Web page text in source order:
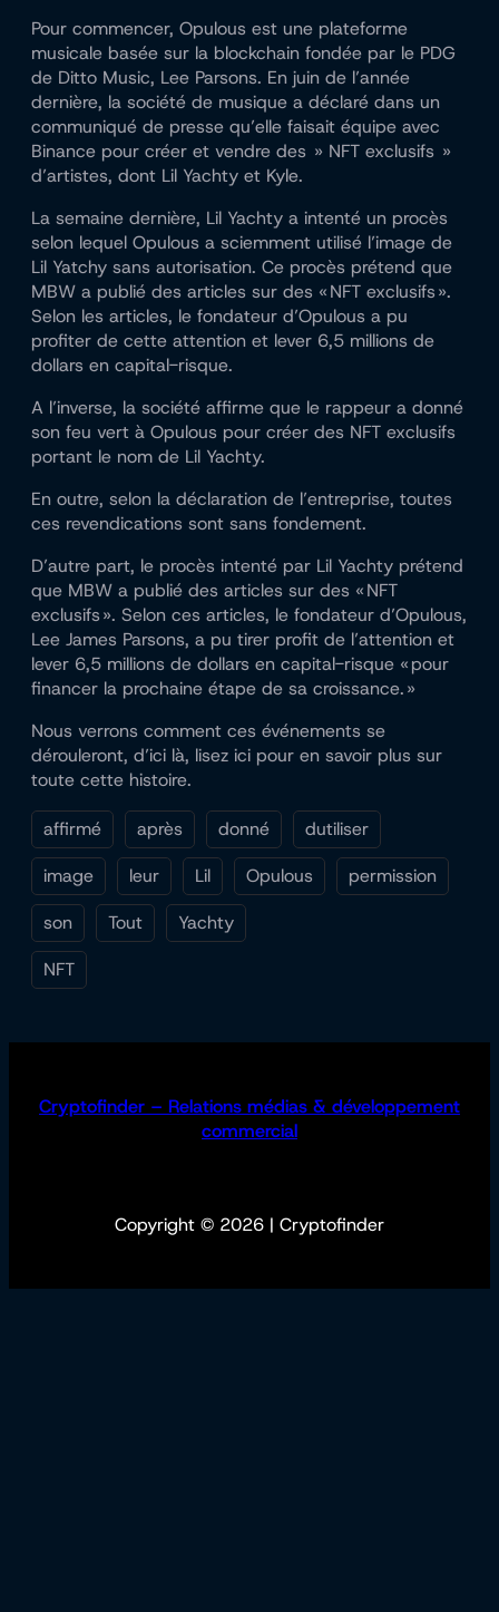
Pour commencer, Opulous est une plateforme
musicale basée sur la blockchain fondée par le PDG
de Ditto Music, Lee Parsons. En juin de l’année
dernière, la société de musique a déclaré dans un
communiqué de presse qu’elle faisait équipe avec
Binance pour créer et vendre des » NFT exclusifs »
d’artistes, dont Lil Yachty et Kyle.
La semaine dernière, Lil Yachty a intenté un procès
selon lequel Opulous a sciemment utilisé l’image de
Lil Yatchy sans autorisation. Ce procès prétend que
MBW a publié des articles sur des « NFT exclusifs ».
Selon les articles, le fondateur d’Opulous a pu
profiter de cette attention et lever 6,5 millions de
dollars en capital-risque.
A l’inverse, la société affirme que le rappeur a donné
son feu vert à Opulous pour créer des NFT exclusifs
portant le nom de Lil Yachty.
En outre, selon la déclaration de l’entreprise, toutes
ces revendications sont sans fondement.
D’autre part, le procès intenté par Lil Yachty prétend
que MBW a publié des articles sur des « NFT
exclusifs ». Selon ces articles, le fondateur d’Opulous,
Lee James Parsons, a pu tirer profit de l’attention et
lever 6,5 millions de dollars en capital-risque « pour
financer la prochaine étape de sa croissance. »
Nous verrons comment ces événements se
dérouleront, d’ici là, lisez ici pour en savoir plus sur
toute cette histoire.
affirmé après donné
dutiliser
image
leur Lil Opulous
permission
son
Tout
Yachty
NFT
Cryptofinder – Relations médias & développement
commercial
Copyright © 2026 | Cryptofinder